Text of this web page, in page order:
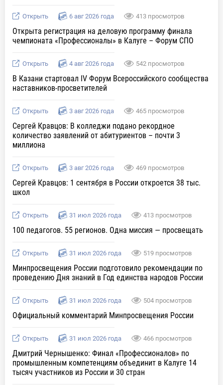
Открыть 6 авг 2026 года 413 просмотров
Открыта регистрация на деловую программу финала
чемпионата «Профессионалы» в Калуге – Форум СПО
Открыть 4 авг 2026 года 542 просмотров
В Казани стартовал IV Форум Всероссийского сообщества
наставников-просветителей
Открыть 3 авг 2026 года 465 просмотров
Сергей Кравцов: В колледжи подано рекордное
количество заявлений от абитуриентов – почти 3
миллиона
Открыть 3 авг 2026 года 469 просмотров
Сергей Кравцов: 1 сентября в России откроется 38 тыс.
школ
Открыть 31 июл 2026 года 413 просмотров
100 педагогов. 55 регионов. Одна миссия — просвещать
Открыть 31 июл 2026 года 519 просмотров
Минпросвещения России подготовило рекомендации по
проведению Дня знаний в Год единства народов России
Открыть 31 июл 2026 года 504 просмотров
Официальный комментарий Минпросвещения России
Открыть 31 июл 2026 года 466 просмотров
Дмитрий Чернышенко: Финал «Профессионалов» по
промышленным компетенциям объединит в Калуге 14
тысяч участников из России и 30 стран